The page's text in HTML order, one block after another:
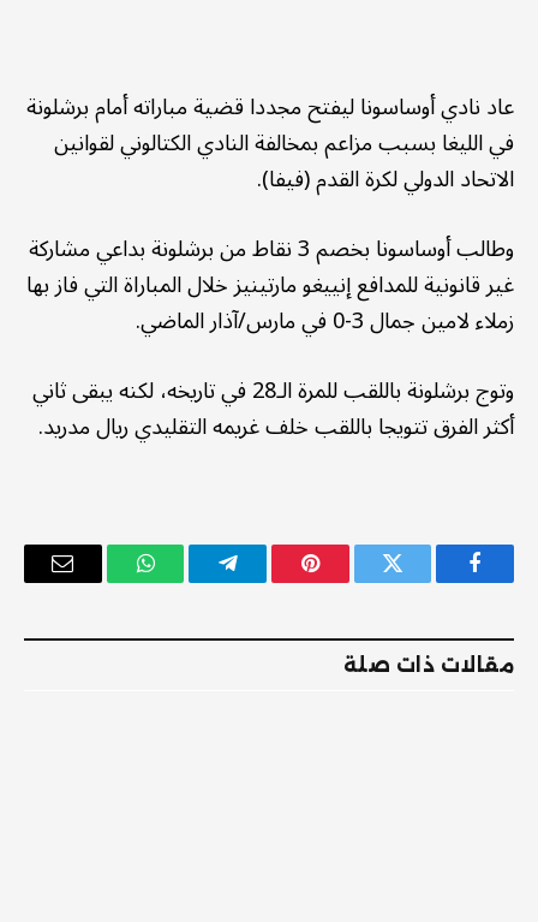
عاد نادي أوساسونا ليفتح مجددا قضية مباراته أمام برشلونة
في الليغا بسبب مزاعم بمخالفة النادي الكتالوني لقوانين
الاتحاد الدولي لكرة القدم (فيفا).
وطالب أوساسونا بخصم 3 نقاط من برشلونة بداعي مشاركة
غير قانونية للمدافع إنييغو مارتينيز خلال المباراة التي فاز بها
زملاء لامين جمال 3-0 في مارس/آذار الماضي.
وتوج برشلونة باللقب للمرة الـ28 في تاريخه، لكنه يبقى ثاني
أكثر الفرق تتويجا باللقب خلف غريمه التقليدي ريال مدريد.
فيسبوك تويتر بينتيريستتيلقرام واتساب
البريد
مقالات ذات صلة